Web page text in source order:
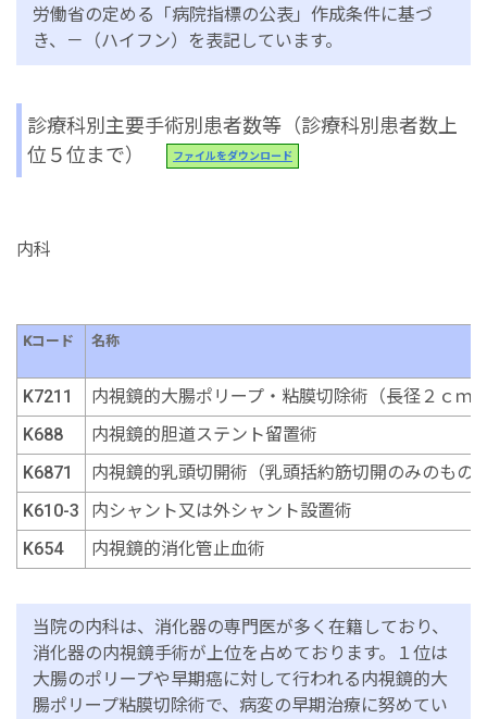
労働省の定める「病院指標の公表」作成条件に基づ
き、－（ハイフン）を表記しています。
診療科別主要手術別患者数等（診療科別患者数上
位５位まで）
ファイルをダウンロード
内科
Kコード 名称
K7211
内視鏡的大腸ポリープ・粘膜切除術（長径２ｃｍ
K688
内視鏡的胆道ステント留置術
K6871
内視鏡的乳頭切開術（乳頭括約筋切開のみのもの
K610-3
内シャント又は外シャント設置術
K654
内視鏡的消化管止血術
当院の内科は、消化器の専門医が多く在籍しており、
消化器の内視鏡手術が上位を占めております。１位は
大腸のポリープや早期癌に対して行われる内視鏡的大
腸ポリープ粘膜切除術で、病変の早期治療に努めてい